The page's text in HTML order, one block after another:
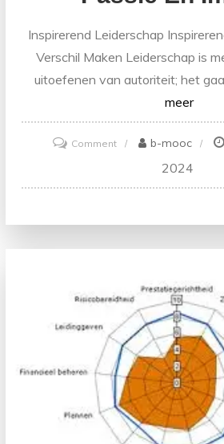
Inspirerend Leiderschap
Verschil Maken Leiderschap is
uitoefenen van autoriteit; het
meer
Commenton
Kracht
Met
Passie
en
Impact
b-mooc
2024